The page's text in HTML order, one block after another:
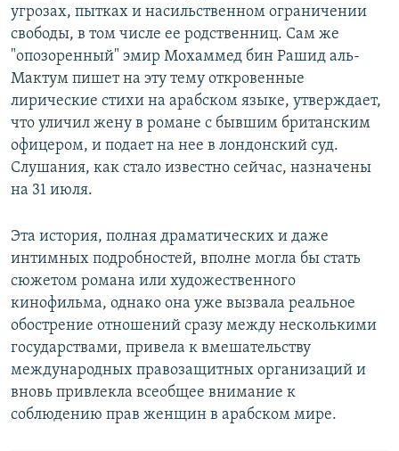
угрозах, пытках и насильственном ограничении
свободы, в том числе ее родственниц. Сам же
"опозоренный" эмир Мохаммед бин Рашид аль-
Мактум пишет на эту тему откровенные
лирические стихи на арабском языке, утверждает,
что уличил жену в романе с бывшим британским
офицером, и подает на нее в лондонский суд.
Слушания, как стало известно сейчас, назначены
на 31 июля.
Эта история, полная драматических и даже
интимных подробностей, вполне могла бы стать
сюжетом романа или художественного
кинофильма, однако она уже вызвала реальное
обострение отношений сразу между несколькими
государствами, привела к вмешательству
международных правозащитных организаций и
вновь привлекла всеобщее внимание к
соблюдению прав женщин в арабском мире.